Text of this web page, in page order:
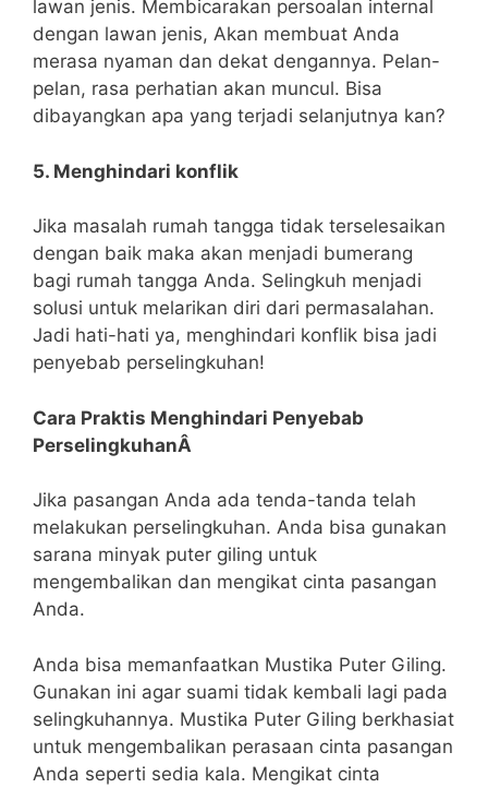
lawan jenis. Membicarakan persoalan internal
dengan lawan jenis, Akan membuat Anda
merasa nyaman dan dekat dengannya. Pelan-
pelan, rasa perhatian akan muncul. Bisa
dibayangkan apa yang terjadi selanjutnya kan?
5. Menghindari konflik
Jika masalah rumah tangga tidak terselesaikan
dengan baik maka akan menjadi bumerang
bagi rumah tangga Anda. Selingkuh menjadi
solusi untuk melarikan diri dari permasalahan.
Jadi hati-hati ya, menghindari konflik bisa jadi
penyebab perselingkuhan!
Cara Praktis Menghindari Penyebab
PerselingkuhanÂ
Jika pasangan Anda ada tenda-tanda telah
melakukan perselingkuhan. Anda bisa gunakan
sarana minyak puter giling untuk
mengembalikan dan mengikat cinta pasangan
Anda.
Anda bisa memanfaatkan Mustika Puter Giling.
Gunakan ini agar suami tidak kembali lagi pada
selingkuhannya. Mustika Puter Giling berkhasiat
untuk mengembalikan perasaan cinta pasangan
Anda seperti sedia kala. Mengikat cinta